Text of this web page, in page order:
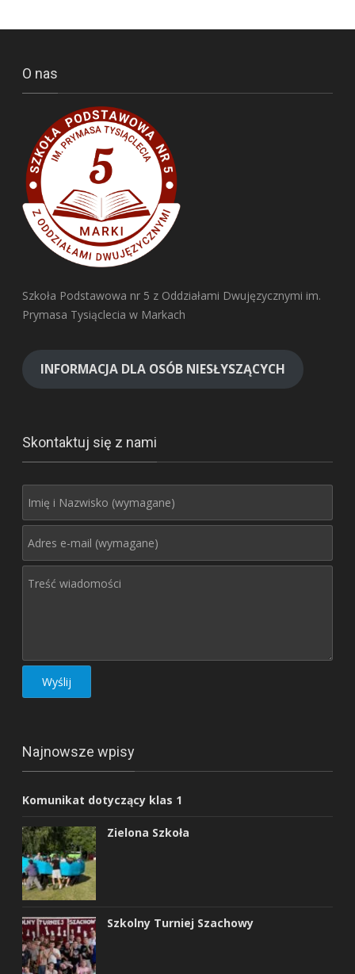
O nas
Szkoła Podstawowa nr 5 z Oddziałami Dwujęzycznymi im.
Prymasa Tysiąclecia w Markach
INFORMACJA DLA OSÓB NIESŁYSZĄCYCH
Skontaktuj się z nami
Najnowsze wpisy
Komunikat dotyczący klas 1
Zielona Szkoła
Szkolny Turniej Szachowy